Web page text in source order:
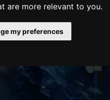
are more relevant to you.
my preferences